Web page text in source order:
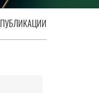
ПУБЛИКАЦИИ